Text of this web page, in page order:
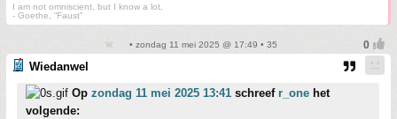
I am not omniscient, but I know a lot.
- Goethe, “Faust”
• zondag 11 mei 2025 @ 17:49 • 35
Wiedanwel
Op zondag 11 mei 2025 13:41 schreef r_one het
volgende: